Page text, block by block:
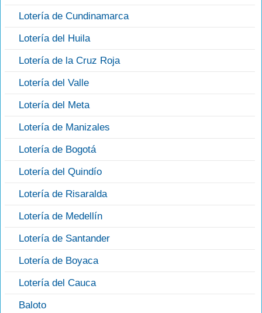
Lotería de Cundinamarca
Lotería del Huila
Lotería de la Cruz Roja
Lotería del Valle
Lotería del Meta
Lotería de Manizales
Lotería de Bogotá
Lotería del Quindío
Lotería de Risaralda
Lotería de Medellín
Lotería de Santander
Lotería de Boyaca
Lotería del Cauca
Baloto